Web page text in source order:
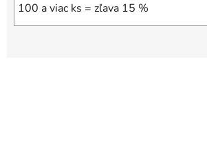
100 a viac ks = zľava 15 %